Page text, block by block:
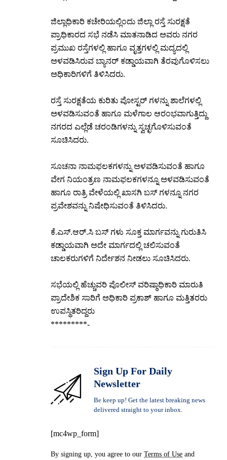
ಜಿಲ್ಲಾಧಿಕಾರಿ ಕಚೇರಿಯಲ್ಲಿಂದು ಜಿಲ್ಲಾ ರಸ್ತೆ ಸುರಕ್ಷತೆ
ಪ್ರಾಧಿಕಾರದ ಸಭೆ ನಡೆಸಿ ಮಾತನಾಡಿದ ಅವರು ನಗರ
ಪ್ರಮುಖ ರಸ್ತೆಗಳಲ್ಲಿ ಹಾಗೂ ವೃತ್ತಗಳಲ್ಲಿ ಮದ್ಯದಲ್ಲಿ
ಅಳವಡಿಸಿರುವ ಬ್ಯಾನರ್ ಕಡ್ಡಾಯವಾಗಿ ತೆರವುಗೊಳಿಸಲು
ಅಧಿಕಾರಿಗಳಿಗೆ ತಿಳಿಸಿದರು.
ರಸ್ತೆ ಸುರಕ್ಷತೆಯ ಕುರಿತು ಪೋಸ್ಟರ್ ಗಳನ್ನು ಶಾಲೆಗಳಲ್ಲಿ
ಅಳವಡಿಸುವಂತೆ ಹಾಗೂ ಮಳೆಗಾಲ ಆರಂಭವಾಗುತ್ತಿದ್ದು
ನಗರದ ಎಲ್ಲೆಡೆ ಚರಂಡಿಗಳನ್ನು ಸ್ವಚ್ಛಗೊಳಿಸುವಂತೆ
ಸೂಚಿಸಿದರು.
ಸೂಚನಾ ನಾಮಫಲಕಗಳನ್ನು ಅಳವಡಿಸುವಂತೆ ಹಾಗೂ
ವೇಗ ನಿಯಂತ್ರಣ ನಾಮಫಲಕಗಳನ್ನೂ ಅಳವಡಿಸುವಂತೆ
ಹಾಗೂ ರಾತ್ರಿ ವೇಳೆಯಲ್ಲಿ ಖಾಸಗಿ ಬಸ್ ಗಳನ್ನೂ ನಗರ
ಪ್ರವೇಶವನ್ನು ನಿಷೇಧಿಸುವಂತೆ ತಿಳಿಸಿದರು.
ಕೆ.ಎಸ್.ಆರ್.ಸಿ ಬಸ್ ಗಳು ಸೂಕ್ತ ಮಾರ್ಗವನ್ನು ಗುರುತಿಸಿ
ಕಡ್ಡಾಯವಾಗಿ ಅದೇ ಮಾರ್ಗದಲ್ಲಿ ಚಲಿಸುವಂತೆ
ಚಾಲಕರುಗಳಿಗೆ ನಿರ್ದೇಶನ ನೀಡಲು ಸೂಚಿಸಿದರು.
ಸಭೆಯಲ್ಲಿ ಹೆಚ್ಚುವರಿ ಪೊಲೀಸ್ ವರಿಷ್ಠಾಧಿಕಾರಿ ಮಾರುತಿ
ಪ್ರಾದೇಶಿಕ ಸಾರಿಗೆ ಅಧಿಕಾರಿ ಪ್ರಕಾಶ್ ಹಾಗೂ ಮತ್ತಿತರರು
ಉಪಸ್ಥಿತರಿದ್ದರು
*********-
Sign Up For Daily
Newsletter
Be keep up! Get the latest breaking news
delivered straight to your inbox.
[mc4wp_form]
By signing up, you agree to our Terms of Use and